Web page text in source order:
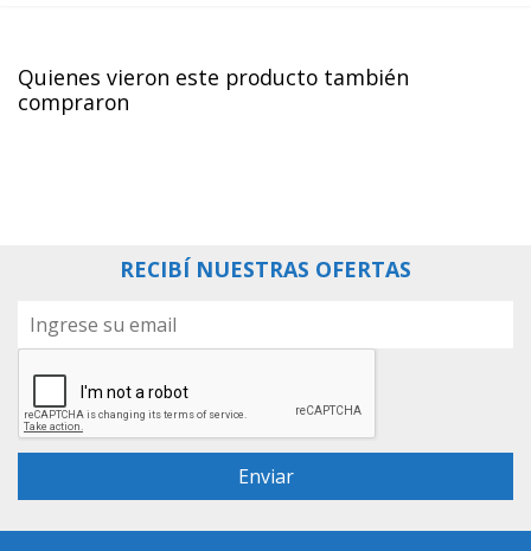
Quienes vieron este producto también
compraron
RECIBÍ NUESTRAS OFERTAS